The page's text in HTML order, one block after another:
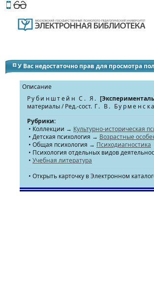
Этот сайт поддерживает
У Вас недостаточно прав для просмотра
Описание
Рубинштейн С. Я.
материалы / Ред.-сост. Г. В.
Рубрики:
• Коллекции → Культурно-историческая
• Детская психология → Возрастные
• Общая психология → Психодиагностика
• Психология отдельных видов
• Учебная литература
• Открыть карточку в Электронном